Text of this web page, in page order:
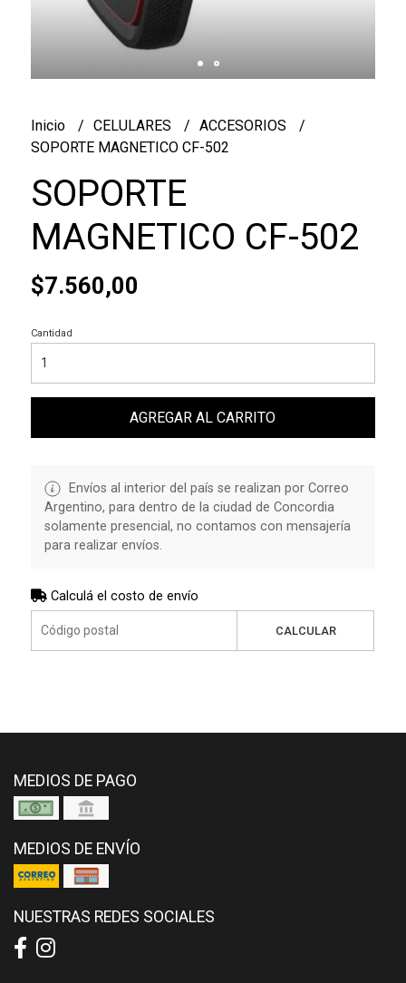
Inicio CELULARES
ACCESORIOS
SOPORTE MAGNETICO CF-502
SOPORTE
MAGNETICO CF-502
$7.560,00
Cantidad
AGREGAR AL CARRITO
Envíos al interior del país se realizan por Correo
Argentino, para dentro de la ciudad de Concordia
solamente presencial, no contamos con mensajería
para realizar envíos.
Calculá el costo de envío
CALCULAR
MEDIOS DE PAGO
MEDIOS DE ENVÍO
NUESTRAS REDES SOCIALES